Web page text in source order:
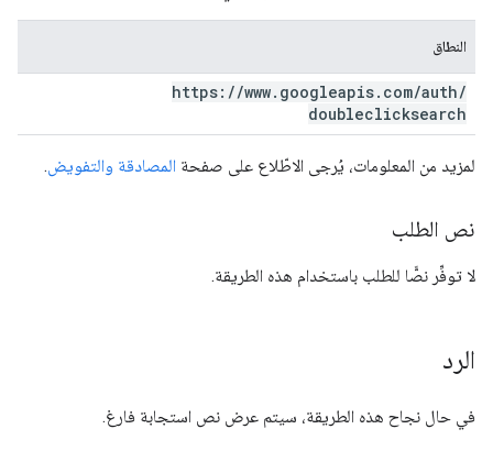
النطاق
https: //www. googleapis. com/auth/
doubleclicksearch
لمزيد من المعلومات، يُرجى الاطّلاع على صفحة المصادقة والتفويض.
نص الطلب
لا توفِّر نصًّا للطلب باستخدام هذه الطريقة.
الرد
في حال نجاح هذه الطريقة، سيتم عرض نص استجابة فارغ.